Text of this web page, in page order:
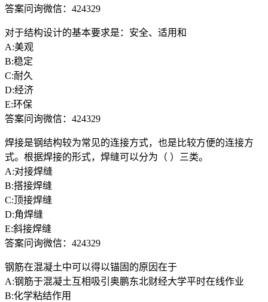
答案问询微信：424329
对于结构设计的基本要求是：安全、适用和
A:美观
B:稳定
C:耐久
D:经济
E:环保
答案问询微信：424329
焊接是钢结构较为常见的连接方式，也是比较方便的连接方
式。根据焊接的形式，焊缝可以分为（ ）三类。
A:对接焊缝
B:搭接焊缝
C:顶接焊缝
D:角焊缝
E:斜接焊缝
答案问询微信：424329
钢筋在混凝土中可以得以锚固的原因在于
A:钢筋于混凝土互相吸引奥鹏东北财经大学平时在线作业
B:化学粘结作用